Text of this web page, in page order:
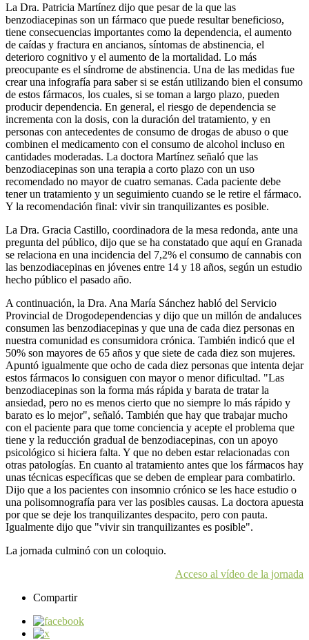
La Dra. Patricia Martínez dijo que pesar de la que las
benzodiacepinas son un fármaco que puede resultar beneficioso,
tiene consecuencias importantes como la dependencia, el aumento
de caídas y fractura en ancianos, síntomas de abstinencia, el
deterioro cognitivo y el aumento de la mortalidad. Lo más
preocupante es el síndrome de abstinencia. Una de las medidas fue
crear una infografía para saber si se están utilizando bien el consumo
de estos fármacos, los cuales, si se toman a largo plazo, pueden
producir dependencia. En general, el riesgo de dependencia se
incrementa con la dosis, con la duración del tratamiento, y en
personas con antecedentes de consumo de drogas de abuso o que
combinen el medicamento con el consumo de alcohol incluso en
cantidades moderadas. La doctora Martínez señaló que las
benzodiacepinas son una terapia a corto plazo con un uso
recomendado no mayor de cuatro semanas. Cada paciente debe
tener un tratamiento y un seguimiento cuando se le retire el fármaco.
Y la recomendación final: vivir sin tranquilizantes es posible.
La Dra. Gracia Castillo, coordinadora de la mesa redonda, ante una
pregunta del público, dijo que se ha constatado que aquí en Granada
se relaciona en una incidencia del 7,2% el consumo de cannabis con
las benzodiacepinas en jóvenes entre 14 y 18 años, según un estudio
hecho público el pasado año.
A continuación, la Dra. Ana María Sánchez habló del Servicio
Provincial de Drogodependencias y dijo que un millón de andaluces
consumen las benzodiacepinas y que una de cada diez personas en
nuestra comunidad es consumidora crónica. También indicó que el
50% son mayores de 65 años y que siete de cada diez son mujeres.
Apuntó igualmente que ocho de cada diez personas que intenta dejar
estos fármacos lo consiguen con mayor o menor dificultad. "Las
benzodiacepinas son la forma más rápida y barata de tratar la
ansiedad, pero no es menos cierto que no siempre lo más rápido y
barato es lo mejor", señaló. También que hay que trabajar mucho
con el paciente para que tome conciencia y acepte el problema que
tiene y la reducción gradual de benzodiacepinas, con un apoyo
psicológico si hiciera falta. Y que no deben estar relacionadas con
otras patologías. En cuanto al tratamiento antes que los fármacos hay
unas técnicas específicas que se deben de emplear para combatirlo.
Dijo que a los pacientes con insomnio crónico se les hace estudio o
una polisomnografía para ver las posibles causas. La doctora apuesta
por que se deje los tranquilizantes despacito, pero con pauta.
Igualmente dijo que "vivir sin tranquilizantes es posible".
La jornada culminó con un coloquio.
Acceso al vídeo de la jornada
Compartir